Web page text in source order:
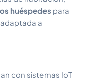
huéspedes para
a
con sistemas IoT